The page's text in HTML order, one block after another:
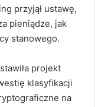
przyjął ustawę,
pieniądze, jak
stanowego.
projekt
klasyfikacji
na